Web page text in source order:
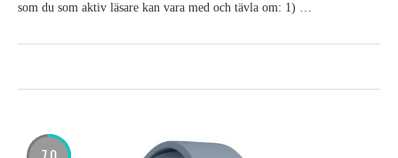
som du som aktiv läsare kan vara med och tävla om: 1) …